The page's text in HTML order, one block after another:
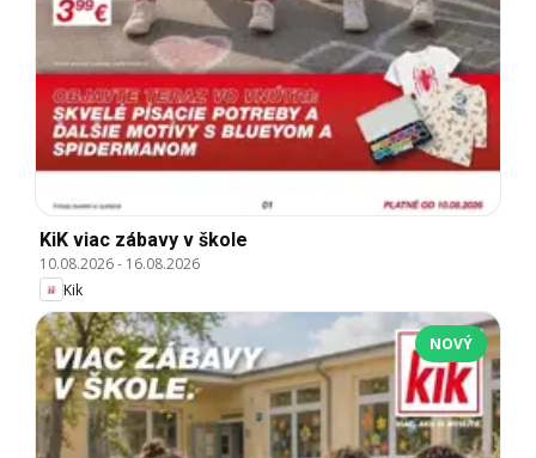
KiK viac zábavy v škole
10.08.2026- 16.08.2026
Kik
NOVÝ